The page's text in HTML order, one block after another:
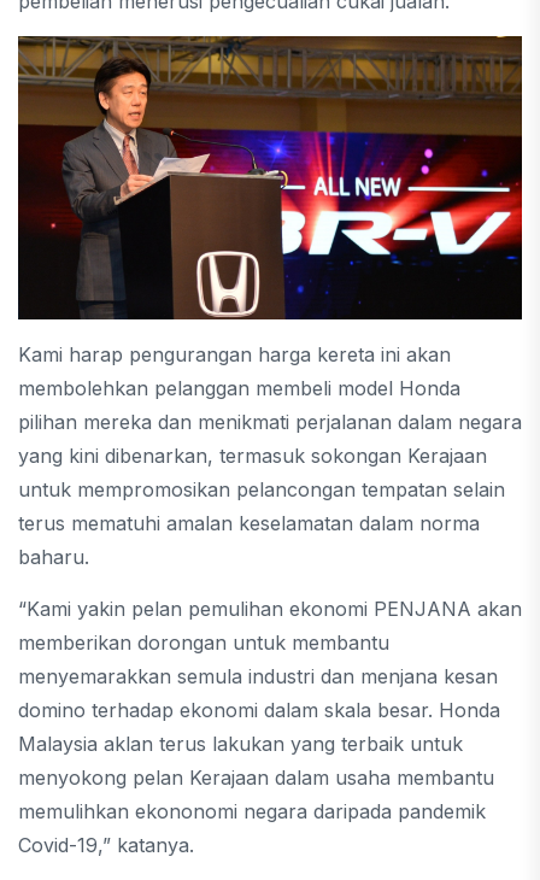
Kami harap pengurangan harga kereta ini akan
membolehkan pelanggan membeli model Honda
pilihan mereka dan menikmati perjalanan dalam negara
yang kini dibenarkan, termasuk sokongan Kerajaan
untuk mempromosikan pelancongan tempatan selain
terus mematuhi amalan keselamatan dalam norma
baharu.
“Kami yakin pelan pemulihan ekonomi PENJANA akan
memberikan dorongan untuk membantu
menyemarakkan semula industri dan menjana kesan
domino terhadap ekonomi dalam skala besar. Honda
Malaysia aklan terus lakukan yang terbaik untuk
menyokong pelan Kerajaan dalam usaha membantu
memulihkan ekononomi negara daripada pandemik
Covid-19,” katanya.